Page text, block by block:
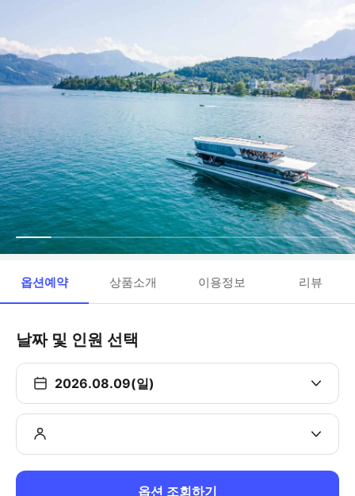
옵션예약 상품소개 이용정보 리뷰
날짜 및 인원 선택
2026.08.09(일)
옵션 조회하기